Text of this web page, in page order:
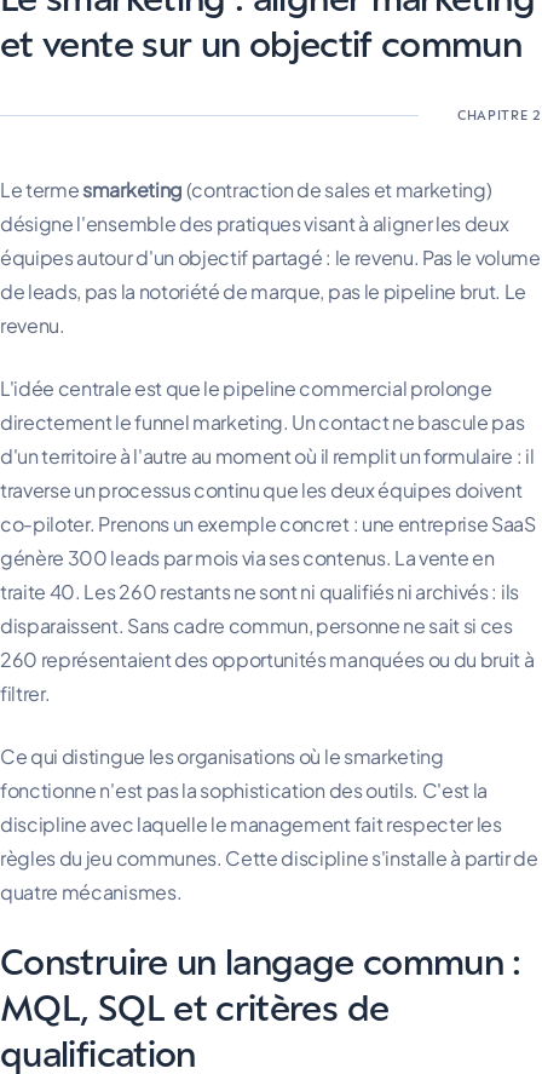
et vente sur un objectif commun
Le termesmarketing(contraction de sales et marketing)
désigne l'ensemble des pratiques visant à aligner les deux
équipes autour d'un objectif partagé : le revenu. Pas le volume
de leads, pas la notoriété de marque, pas le pipeline brut. Le
revenu.
L'idée centrale est que le pipeline commercial prolonge
directement le funnel marketing. Un contact ne bascule pas
d'un territoire à l'autre au moment où il remplit un formulaire : il
traverse un processus continu que les deux équipes doivent
co-piloter. Prenons un exemple concret : une entreprise SaaS
génère 300 leads par mois via ses contenus. La vente en
traite 40. Les 260 restants ne sont ni qualifiés ni archivés : ils
disparaissent. Sans cadre commun, personne ne sait si ces
260 représentaient des opportunités manquées ou du bruit à
filtrer.
Ce qui distingue les organisations où le smarketing
fonctionne n'est pas la sophistication des outils. C'est la
discipline avec laquelle le management fait respecter les
règles du jeu communes. Cette discipline s'installe à partir de
quatre mécanismes.
Construire un langage commun :
MQL, SQL et critères de
qualification